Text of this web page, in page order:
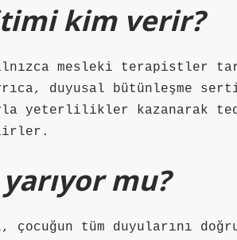
kim verir?
mesleki terapistler
duyusal bütünleşme
yeterlilikler kazanarak
mu?
çocuğun tüm duyularını